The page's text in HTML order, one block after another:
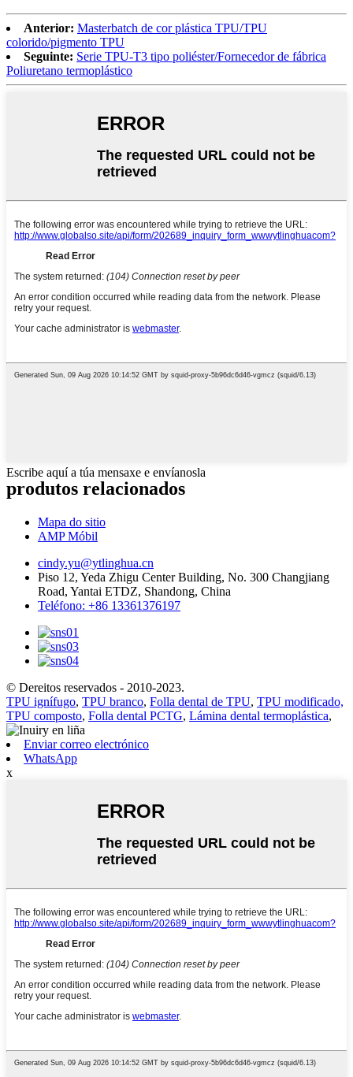
Anterior: Masterbatch de cor plástica TPU/TPU
colorido/pigmento TPU
Seguinte: Serie TPU-T3 tipo poliéster/Fornecedor de fábrica
Poliuretano termoplástico
Escribe aquí a túa mensaxe e envíanosla
produtos relacionados
Mapa do sitio
AMP Móbil
cindy.yu@ytlinghua.cn
Piso 12, Yeda Zhigu Center Building, No. 300 Changjiang
Road, Yantai ETDZ, Shandong, China
Teléfono: +86 13361376197
© Dereitos reservados - 2010-2023.
TPU ignífugo, TPU branco, Folla dental de TPU, TPU modificado,
TPU composto, Folla dental PCTG, Lámina dental termoplástica,
Enviar correo electrónico
WhatsApp
x